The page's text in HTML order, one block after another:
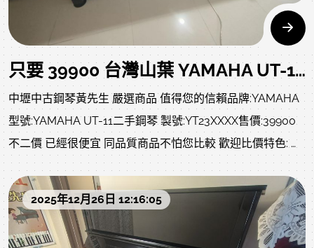
音色美外觀精緻!YAMAHA中古鋼琴矮身琴最暢銷系列，保值
能力強 不僅年輕、價格超便宜，再嫌貴真的買不到了..尺寸
寬 150 cm 高 112 cm 深 55 cm中壢中古鋼琴黃先生 嚴選商
品 值得您的信賴目前資深調音師整理 整調ing 超值精選(剛買
回來，已請調音師盡快回工廠整理，下面影片照片是剛買回
來當下的狀況，有時候整理好的琴，看似漂亮，但您不知道
原本的狀況，而我們直接讓您了解上一手的狀況，不會有蛀
蟲、泡水及嚴重瑕疵、等..)
只要 39900 台灣山葉 YAMAHA UT-11二手鋼琴 YT23萬號
中壢中古鋼琴黃先生 嚴選商品 值得您的信賴品牌:YAMAHA
型號:YAMAHA UT-11二手鋼琴 製號:YT23XXXX售價:39900
不二價 已經很便宜 同品質商品不怕您比較 歡迎比價特色: 麻
雀雖小五臟俱全的機種，不占空間，價格親民，音色及觸鍵
比電鋼琴好多了 優質練習琴首選，適合中小型家庭，
YAMAHA中古鋼琴矮身琴最暢銷系列，保值能力強 不僅年
輕、價格超便宜，再嫌貴真的買不到了..尺寸 寬 148 cm 高
2025年12月26日 12:16:05